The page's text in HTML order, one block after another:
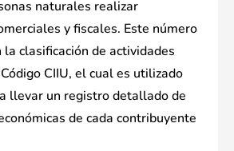
naturales realizar
y fiscales. Este número
la clasificación de actividades
CIIU, el cual es utilizado
llevar un registro detallado de
de cada contribuyente